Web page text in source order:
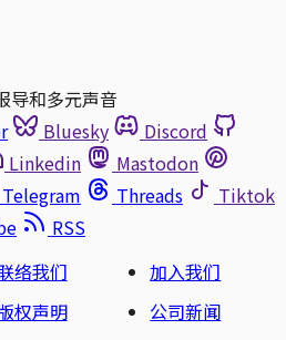
导和多元声音
Bluesky
Discord
Linkedin
Mastodon
Telegram Threads
Tiktok
RSS
络我们
加入我们
权声明
公司新闻